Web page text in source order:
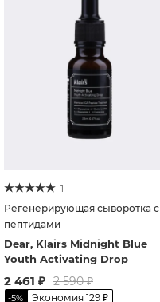
1
Регенерирующая сыворотка с
пептидами
Dear, Klairs Midnight Blue
Youth Activating Drop
2 461 ₽ 2 590₽
-5% Экономия 129 ₽